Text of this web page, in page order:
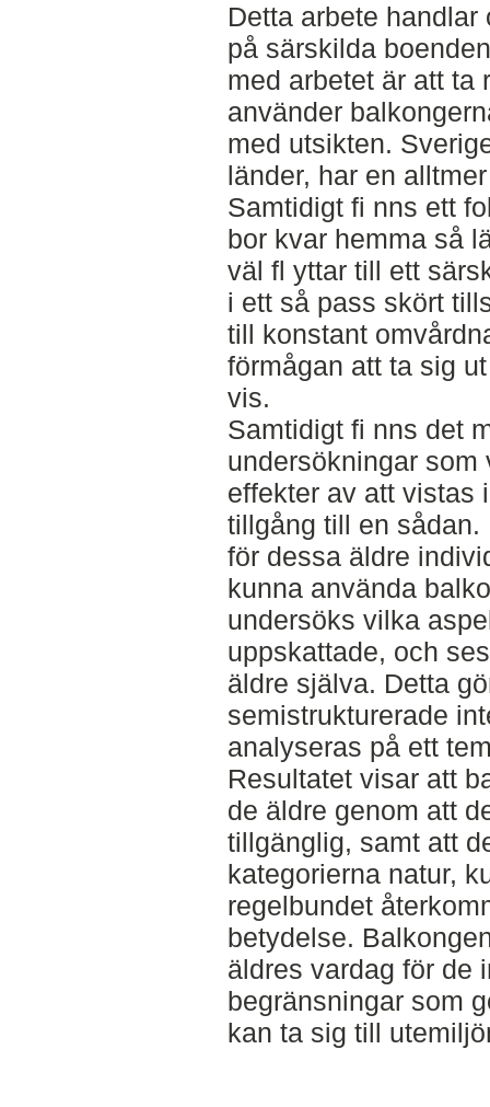
Detta arbete
på särskilda
med arbetet är att ta
använder
med utsikten.
länder, har en
Samtidigt fi nns ett
bor kvar hemma så
väl fl yttar till ett
i ett så pass skört
till konstant
förmågan att ta sig
vis.
Samtidigt fi nns det
undersökningar
effekter av att vistas
tillgång till en sådan.
för dessa äldre
kunna använda
undersöks vilka
uppskattade, och
äldre själva. Detta
semistrukturerade
analyseras på ett
Resultatet visar att
de äldre genom att
tillgänglig, samt att
kategorierna natur,
regelbundet
betydelse.
äldres vardag för de
begränsningar som
kan ta sig till